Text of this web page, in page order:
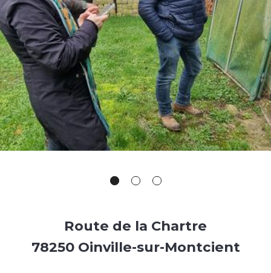
Route de la Chartre
78250 Oinville-sur-Montcient